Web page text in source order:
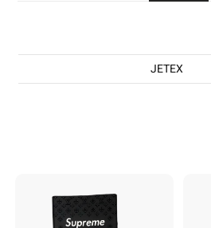
JETEX